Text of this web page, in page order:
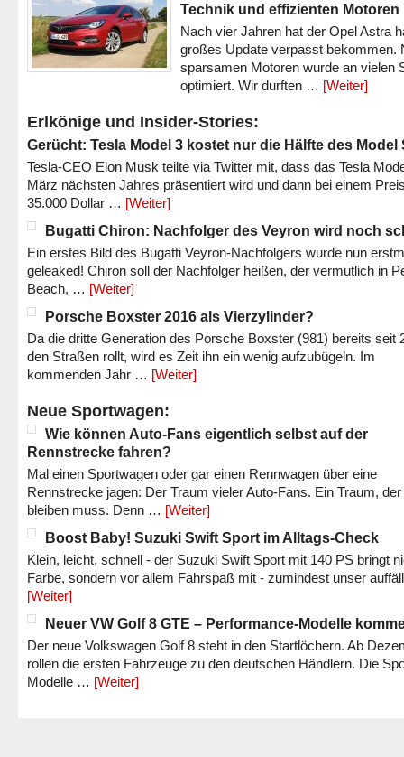
Technik und effizienten Motoren
Nach vier Jahren hat der Opel Astra
großes Update verpasst bekommen.
sparsamen Motoren wurde an vielen
optimiert. Wir durften … [Weiter]
Erlkönige und Insider-Stories:
Gerücht: Tesla Model 3 kostet nur die Hälfte des Model
Tesla-CEO Elon Musk teilte via Twitter mit, dass das Tesla
März nächsten Jahres präsentiert wird und dann bei einem
35.000 Dollar … [Weiter]
Bugatti Chiron: Nachfolger des Veyron wird noch
Ein erstes Bild des Bugatti Veyron-Nachfolgers wurde nun
geleaked! Chiron soll der Nachfolger heißen, der vermutlich in
Beach, … [Weiter]
Porsche Boxster 2016 als Vierzylinder?
Da die dritte Generation des Porsche Boxster (981) bereits seit
den Straßen rollt, wird es Zeit ihn ein wenig aufzubügeln. Im
kommenden Jahr … [Weiter]
Neue Sportwagen:
Wie können Auto-Fans eigentlich selbst auf der
Rennstrecke fahren?
Mal einen Sportwagen oder gar einen Rennwagen über eine
Rennstrecke jagen: Der Traum vieler Auto-Fans. Ein Traum,
bleiben muss. Denn … [Weiter]
Boost Baby! Suzuki Swift Sport im Alltags-Check
Klein, leicht, schnell - der Suzuki Swift Sport mit 140 PS bringt
Farbe, sondern vor allem Fahrspaß mit - zumindest unser
[Weiter]
Neuer VW Golf 8 GTE – Performance-Modelle
Der neue Volkswagen Golf 8 steht in den Startlöchern. Ab
rollen die ersten Fahrzeuge zu den deutschen Händlern. Die
Modelle … [Weiter]